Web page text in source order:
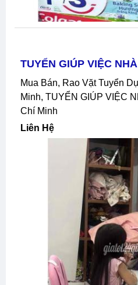
TUYỂN GIÚP VIỆC NHÀ